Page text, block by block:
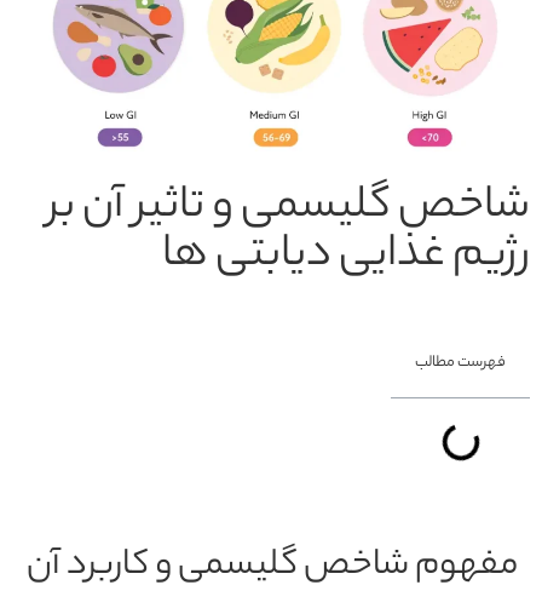
شاخص گلیسمی و تاثیر آن بر
رژیم غذایی دیابتی ها
فهرست مطالب
مفهوم شاخص گلیسمی و کاربرد آن